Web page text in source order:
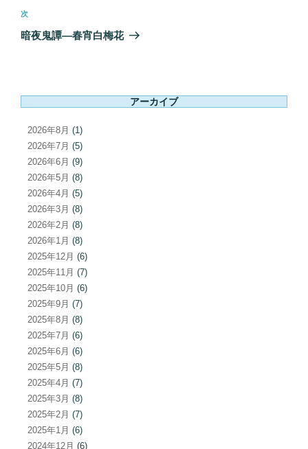
ゲ
ー
シ
次
の
次
暗夜鬼譚―春宵白梅花
アーカイブ
2026年8月 (1)
2026年7月 (5)
2026年6月 (9)
2026年5月 (8)
2026年4月 (5)
2026年3月 (8)
2026年2月 (8)
2026年1月 (8)
2025年12月 (6)
2025年11月 (7)
2025年10月 (6)
2025年9月 (7)
2025年8月 (8)
2025年7月 (6)
2025年6月 (6)
2025年5月 (8)
2025年4月 (7)
2025年3月 (8)
2025年2月 (7)
2025年1月 (6)
2024年12月 (6)